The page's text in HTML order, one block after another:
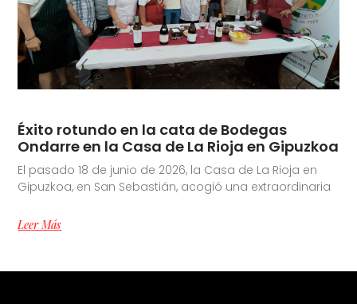
Éxito rotundo en la cata de Bodegas
Ondarre en la Casa de La Rioja en Gipuzkoa
El pasado 18 de junio de 2026, la Casa de La Rioja en
Gipuzkoa, en San Sebastián, acogió una extraordinaria
Leer Más